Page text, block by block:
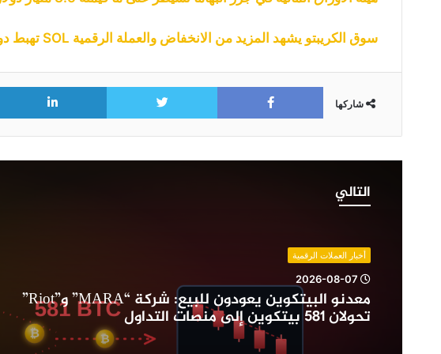
سوق الكريبتو يشهد المزيد من الانخفاض والعملة الرقمية SOL تهبط دون مستوى 10 دولار
شاركها
Facebook
Twitter
التاليالبيتكوين
“MARA”أخبار العملات الرقمية
2026-08-07
معدنو البيتكوين يعودون للبيع: شركة “MARA” و”Riot”
تحولان 581 بيتكوين إلى منصات التداول